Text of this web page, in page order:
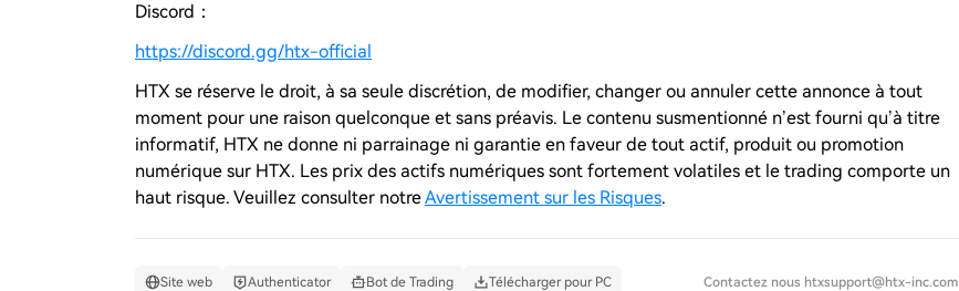
Discord：
https://discord.gg/htx-official
HTX se réserve le droit, à sa seule discrétion, de modifier, changer ou annuler cette annonce à tout
moment pour une raison quelconque et sans préavis. Le contenu susmentionné n’est fourni qu’à titre
informatif, HTX ne donne ni parrainage ni garantie en faveur de tout actif, produit ou promotion
numérique sur HTX. Les prix des actifs numériques sont fortement volatiles et le trading comporte un
haut risque. Veuillez consulter notreAvertissement sur les Risques.
Site web Authenticator Bot de Trading Télécharger pour PC Contactez nous htxsupport@htx-inc.com